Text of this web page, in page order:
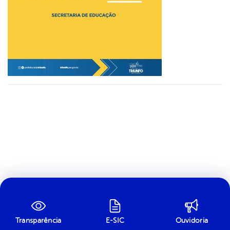
Transparência E-SIC Ouvidoria